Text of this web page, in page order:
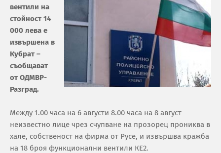
вентили на
стойност 14
000 лева е
извършена в
Кубрат –
съобщават
от ОДМВР-
Разград.
Между 1.00 часа на 6 августи 8.00 часа на 8 август
неизвестно лице чрез счупване на прозорец прониква в
хале, собственост на фирма от Русе, и извършва кражба
на 18 броя функционални вентили КЕ2.